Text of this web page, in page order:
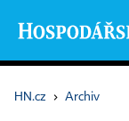
HN.cz › Archiv